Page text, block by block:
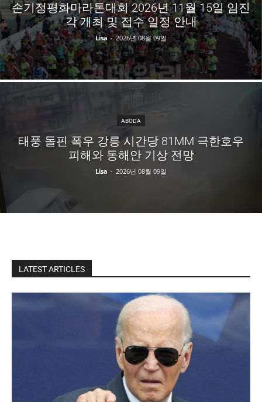
손기정평화마라톤대회 2026년 11월 15일 임진
각 개최 및 접수 일정 안내
Lisa - 2026년 08월 09일
ABODA
태풍 돌핀 폭우 강릉 시간당 81MM 극한호우
피해와 동해안 기상 전망
Lisa - 2026년 08월 09일
LATEST ARTICLES